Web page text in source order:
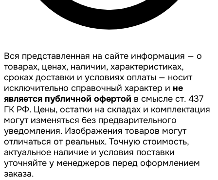
Вся представленная на сайте информация — о
товарах, ценах, наличии, характеристиках,
сроках доставки и условиях оплаты — носит
исключительно справочный характер и не
является публичной офертой в смысле ст. 437
ГК РФ. Цены, остатки на складах и комплектация
могут изменяться без предварительного
уведомления. Изображения товаров могут
отличаться от реальных. Точную стоимость,
актуальное наличие и условия поставки
уточняйте у менеджеров перед оформлением
заказа.